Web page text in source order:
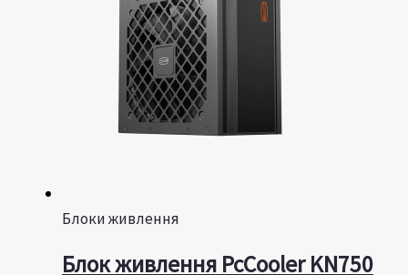
Блоки живлення
Блок живлення PcCooler KN750